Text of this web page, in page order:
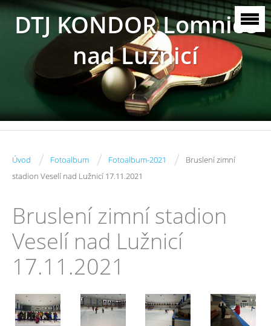
DTJ KONDOR Lomnice
nad Lužnicí
Úvod / Fotoalbum / Fotoalbum-2021 /
Bruslení zimní
stadion Veselí nad Lužnicí 17.11.2021
Bruslení zimní stadion
Veselí nad Lužnicí
17.11.2021